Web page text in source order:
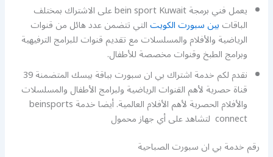
يعمل فني برمجة bein sport Kuwait على الاشتراك بمختلف
الباقاتبين سبورت الكويتالتي تتضمن عدد هائل من قنوات
الرياضية والأفلام والمسلسلات مع تقديم قنوات للبرامج الترفيهية
وبرامج الطبخ وقنوات مخصصة للأطفال.
نقدم لكم خدمة اشتراك بي ان سبورت بباقة بيسك المتضمنة 39
قناة حصرية لأهم القنوات الرياضية ولبرامج الأطفال والمسلسلات
والأفلام الحصرية لأهم الأفلام العالمية. أيضا خدمة beinsports
connect لتشاهد على أي جهاز محمول
رقم خدمة بي ان سبورت الصباحية